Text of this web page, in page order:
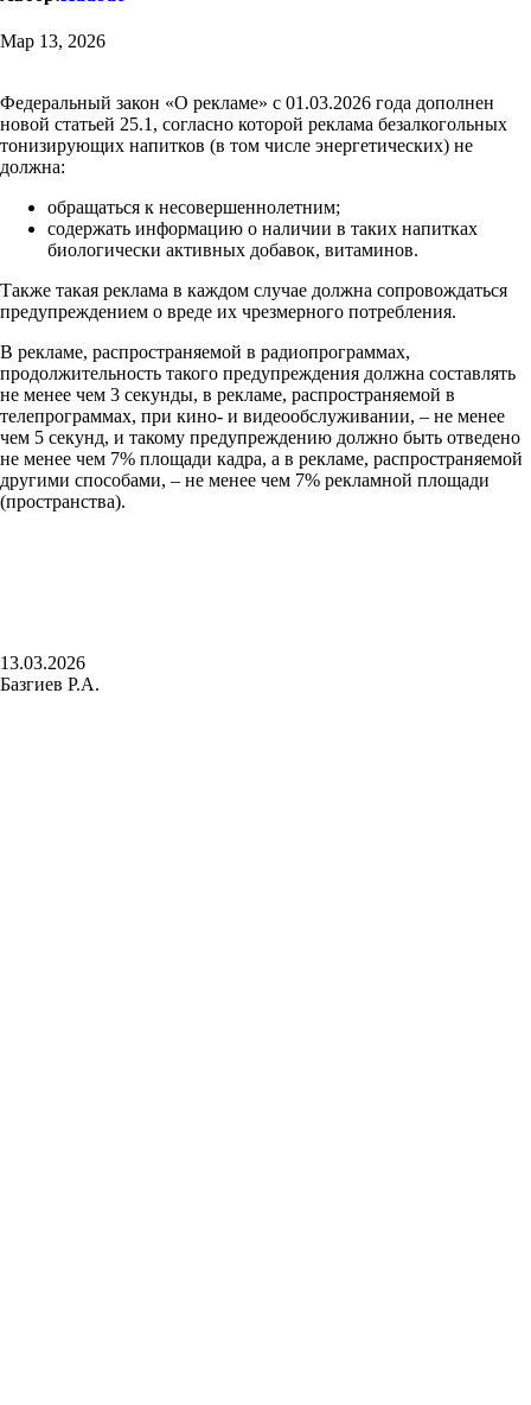
Мар 13, 2026
Федеральный закон «О рекламе» с 01.03.2026 года дополнен
новой статьей 25.1, согласно которой реклама безалкогольных
тонизирующих напитков (в том числе энергетических) не
должна:
обращаться к несовершеннолетним;
содержать информацию о наличии в таких напитках
биологически активных добавок, витаминов.
Также такая реклама в каждом случае должна сопровождаться
предупреждением о вреде их чрезмерного потребления.
В рекламе, распространяемой в радиопрограммах,
продолжительность такого предупреждения должна составлять
не менее чем 3 секунды, в рекламе, распространяемой в
телепрограммах, при кино- и видеообслуживании, – не менее
чем 5 секунд, и такому предупреждению должно быть отведено
не менее чем 7% площади кадра, а в рекламе, распространяемой
другими способами, – не менее чем 7% рекламной площади
(пространства).
13.03.2026
Базгиев Р.А.